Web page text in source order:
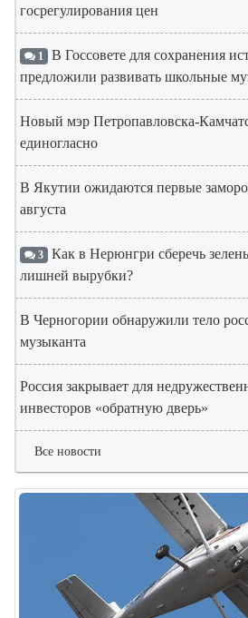
госрегулирования цен
1 В Госсовете для сохранения
предложили развивать школьные
Новый мэр Петропавловска-
единогласно
В Якутии ожидаются первые
августа
3 Как в Нерюнгри сберечь
лишней вырубки?
В Черногории обнаружили тело
музыканта
Россия закрывает для
инвесторов «обратную дверь»
Все новости